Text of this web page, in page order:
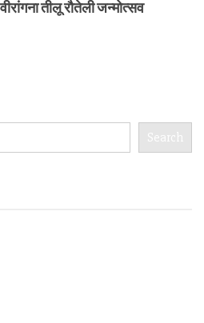
तीलू रौतेली जन्मोत्सव
Search